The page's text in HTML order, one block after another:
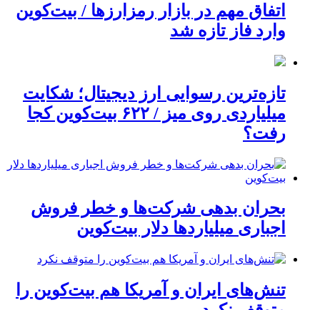
اتفاق مهم در بازار رمزارزها / بیت‌کوین
وارد فاز تازه شد
تازه‌ترین رسوایی ارز دیجیتال؛ شکایت
میلیاردی روی میز / ۶۲۲ بیت‌کوین کجا
رفت؟
بحران بدهی شرکت‌ها و خطر فروش
اجباری میلیاردها دلار بیت‌کوین
تنش‌های ایران و آمریکا هم بیت‌کوین را